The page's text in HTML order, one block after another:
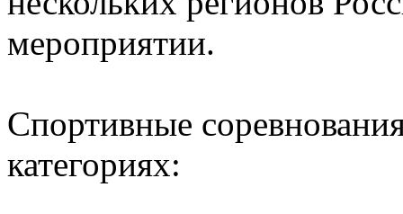
мероприятии.
Спортивные
категориях: